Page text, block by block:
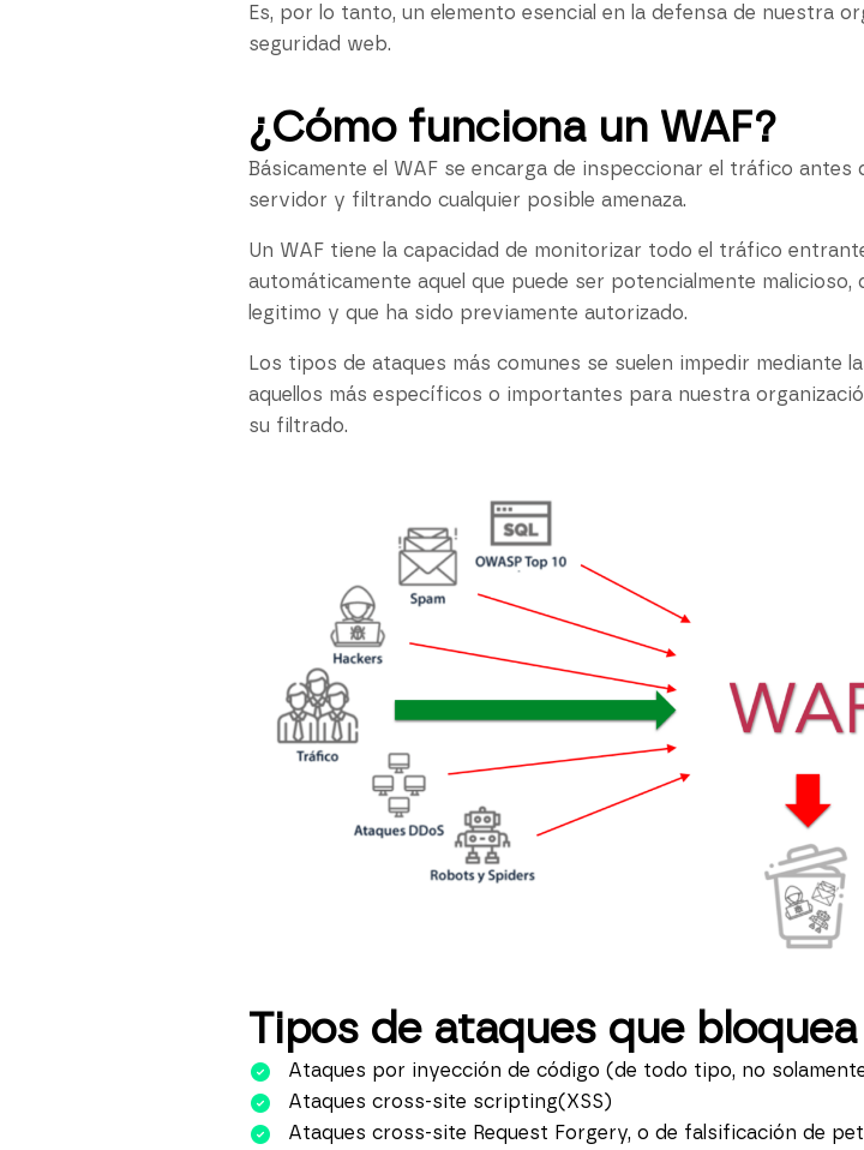
Es, por lo tanto, un elemento esencial en la defensa de nuestra
seguridad web.
¿Cómo funciona un WAF?
Básicamente el WAF se encarga de inspeccionar el tráfico antes
servidor y filtrando cualquier posible amenaza.
Un WAF tiene la capacidad de monitorizar todo el tráfico
automáticamente aquel que puede ser potencialmente
legitimo y que ha sido previamente autorizado.
Los tipos de ataques más comunes se suelen impedir mediante
aquellos más específicos o importantes para nuestra
su filtrado.
Tipos de ataques que bloquea
Ataques por inyección de código (de todo tipo, no
Ataques cross-site scripting(XSS)
Ataques cross-site Request Forgery, o de falsificación de